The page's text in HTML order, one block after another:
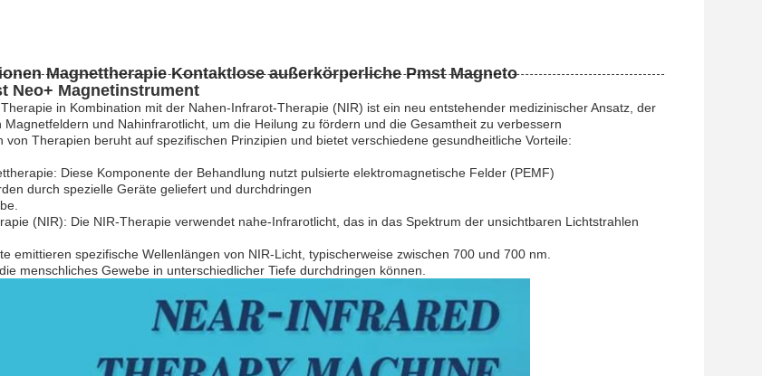
Magnettherapie Kontaktlose außerkörperliche Pmst Magneto
Neo+ Magnetinstrument
in Kombination mit der Nahen-Infrarot-Therapie (NIR) ist ein neu entstehender medizinischer Ansatz, der
Magnetfeldern und Nahinfrarotlicht, um die Heilung zu fördern und die Gesamtheit zu verbessern
von Therapien beruht auf spezifischen Prinzipien und bietet verschiedene gesundheitliche Vorteile:
Diese Komponente der Behandlung nutzt pulsierte elektromagnetische Felder (PEMF)
durch spezielle Geräte geliefert und durchdringen
(NIR): Die NIR-Therapie verwendet nahe-Infrarotlicht, das in das Spektrum der unsichtbaren Lichtstrahlen
emittieren spezifische Wellenlängen von NIR-Licht, typischerweise zwischen 700 und 700 nm.
menschliches Gewebe in unterschiedlicher Tiefe durchdringen können.